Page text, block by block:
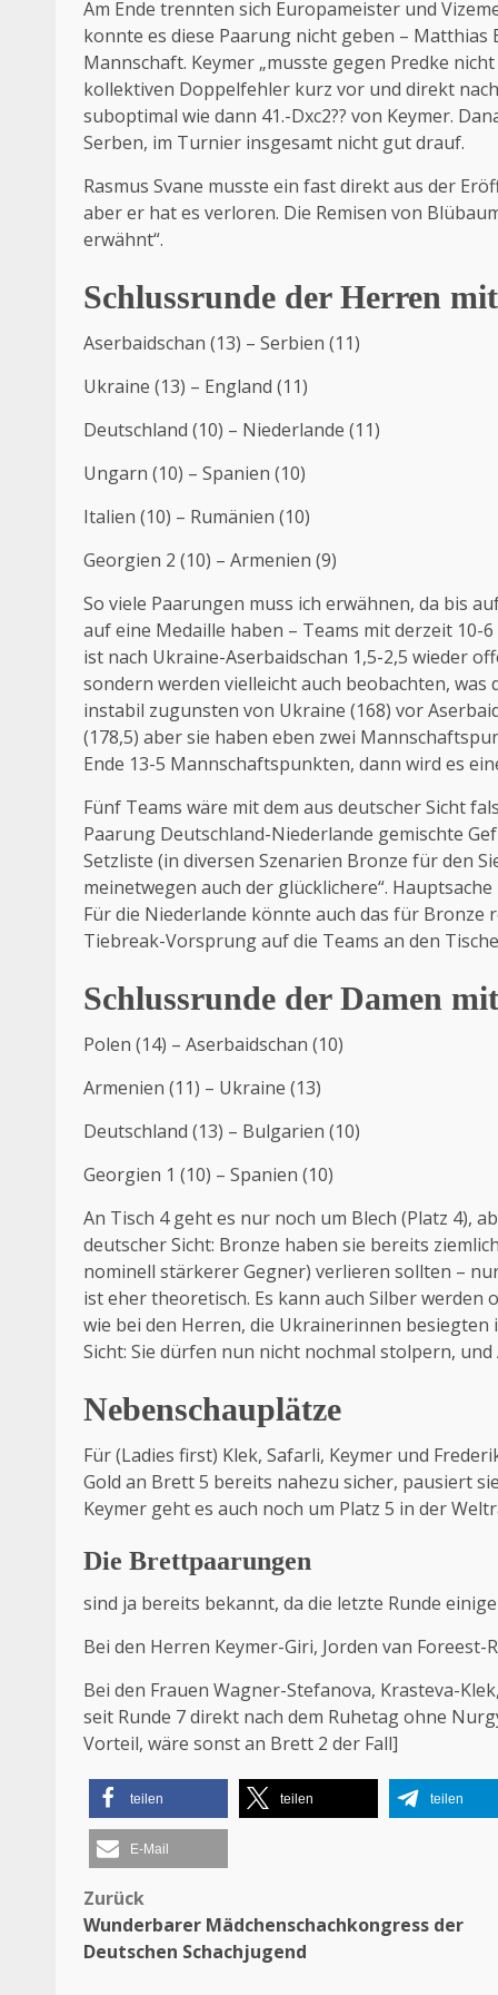
Am Ende trennten sich Europameister und
konnte es diese Paarung nicht geben –
Mannschaft. Keymer „musste gegen Predke
kollektiven Doppelfehler kurz vor und direkt
suboptimal wie dann 41.-Dxc2?? von Keymer.
Serben, im Turnier insgesamt nicht gut drauf.
Rasmus Svane musste ein fast direkt aus der
aber er hat es verloren. Die Remisen von
erwähnt“.
Schlussrunde der Herren
Aserbaidschan (13) – Serbien (11)
Ukraine (13) – England (11)
Deutschland (10) – Niederlande (11)
Ungarn (10) – Spanien (10)
Italien (10) – Rumänien (10)
Georgien 2 (10) – Armenien (9)
So viele Paarungen muss ich erwähnen, da bis
auf eine Medaille haben – Teams mit derzeit
ist nach Ukraine-Aserbaidschan 1,5-2,5 wieder
sondern werden vielleicht auch beobachten,
instabil zugunsten von Ukraine (168) vor
(178,5) aber sie haben eben zwei
Ende 13-5 Mannschaftspunkten, dann wird es
Fünf Teams wäre mit dem aus deutscher Sicht
Paarung Deutschland-Niederlande gemischte
Setzliste (in diversen Szenarien Bronze für den
meinetwegen auch der glücklichere“.
Für die Niederlande könnte auch das für Bronze
Tiebreak-Vorsprung auf die Teams an den
Schlussrunde der Damen
Polen (14) – Aserbaidschan (10)
Armenien (11) – Ukraine (13)
Deutschland (13) – Bulgarien (10)
Georgien 1 (10) – Spanien (10)
An Tisch 4 geht es nur noch um Blech (Platz 4),
deutscher Sicht: Bronze haben sie bereits
nominell stärkerer Gegner) verlieren sollten –
ist eher theoretisch. Es kann auch Silber werden
wie bei den Herren, die Ukrainerinnen besiegten
Sicht: Sie dürfen nun nicht nochmal stolpern,
Nebenschauplätze
Für (Ladies first) Klek, Safarli, Keymer und
Gold an Brett 5 bereits nahezu sicher, pausiert
Keymer geht es auch noch um Platz 5 in der
Die Brettpaarungen
sind ja bereits bekannt, da die letzte Runde
Bei den Herren Keymer-Giri, Jorden van Foreest-
Bei den Frauen Wagner-Stefanova, Krasteva-
seit Runde 7 direkt nach dem Ruhetag ohne
Vorteil, wäre sonst an Brett 2 der Fall]
teilen teilen teilen
E-Mail
Beitragsnavigation
Zurück
Wunderbarer Mädchenschachkongress der
Deutschen Schachjugend